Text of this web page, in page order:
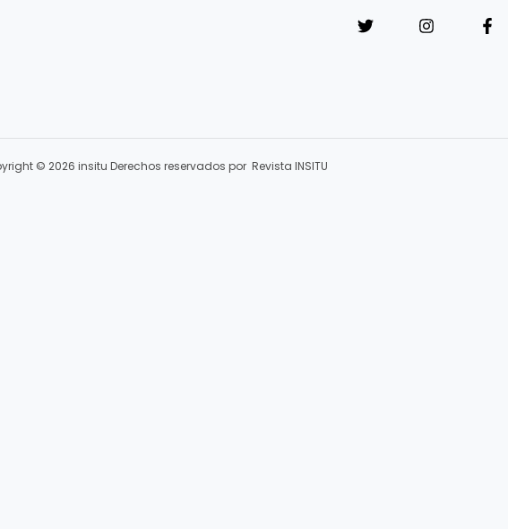
© 2026 insitu Derechos reservados por Revista INSITU